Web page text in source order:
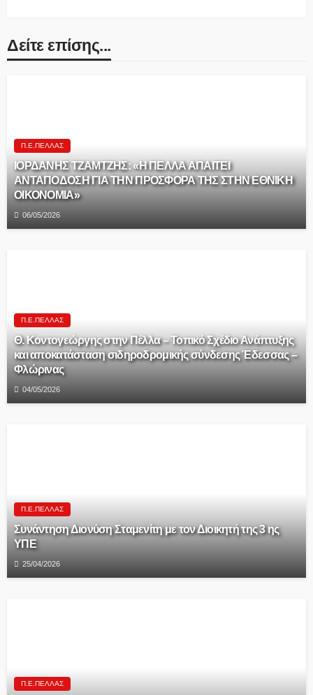
Δείτε επίσης...
Π.Ε.ΠΈΛΛΑΣ
ΙΟΡΔΑΝΗΣ ΤΖΑΜΤΖΗΣ: «Η ΠΕΛΛΑ ΑΠΑΙΤΕΙ
ΑΝΤΑΠΟΔΟΣΗ ΓΙΑ ΤΗΝ ΠΡΟΣΦΟΡΑ ΤΗΣ ΣΤΗΝ ΕΘΝΙΚΗ
ΟΙΚΟΝΟΜΙΑ»
06/05/2026
Π.Ε.ΠΈΛΛΑΣ
Θ. Κοντογεώργης στην Πέλλα – Τοπικό Σχέδιο Ανάπτυξης
και αποκατάσταση σιδηροδρομικής σύνδεσης Έδεσσας –
Φλώρινας
04/05/2026
Π.Ε.ΠΈΛΛΑΣ
Συνάντηση Διονύση Σταμενίτη με τον Διοικητή της 3 ης
ΥΠΕ
25/04/2026
Π.Ε.ΠΈΛΛΑΣ